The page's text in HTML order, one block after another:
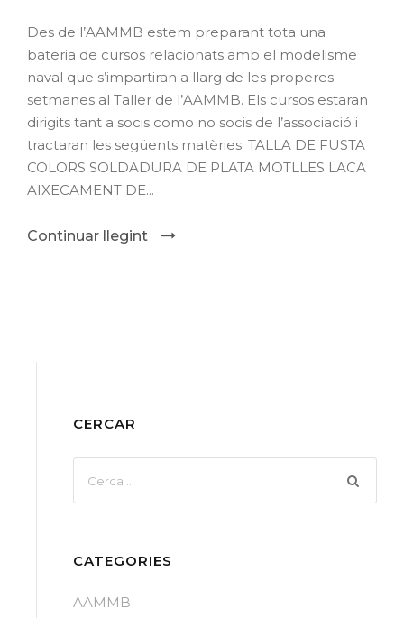
Des de l’AAMMB estem preparant tota una
bateria de cursos relacionats amb el modelisme
naval que s’impartiran a llarg de les properes
setmanes al Taller de l’AAMMB. Els cursos estaran
dirigits tant a socis como no socis de l’associació i
tractaran les següents matèries: TALLA DE FUSTA
COLORS SOLDADURA DE PLATA MOTLLES LACA
AIXECAMENT DE...
Continuar llegint
CERCAR
CATEGORIES
AAMMB